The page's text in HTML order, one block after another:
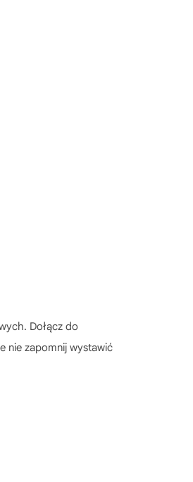
Dołącz do
nie zapomnij wystawić